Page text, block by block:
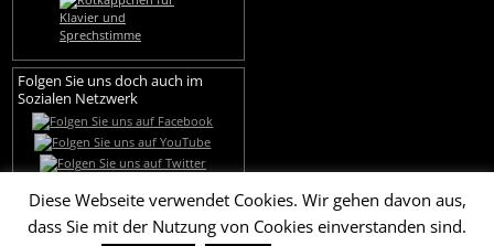
Folgen Sie uns doch auch im
Sozialen Netzwerk
Diese Webseite verwendet Cookies. Wir gehen davon aus,
dass Sie mit der Nutzung von Cookies einverstanden sind.